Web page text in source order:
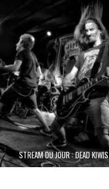
STREAM DU JOUR : DEAD KIWIS